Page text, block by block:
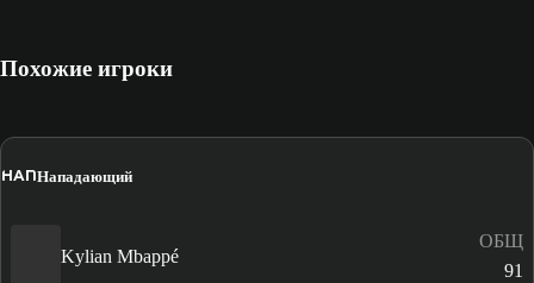
Похожие игроки
НАПНападающий
Kylian Mbappé
ОБЩ
91